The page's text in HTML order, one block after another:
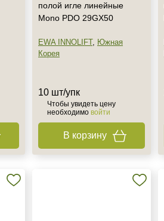
полой игле линейные
Mono PDO 29GX50
EWA INNOLIFT, Южная
Корея
10 шт/упк
Чтобы увидеть цену
необходимо войти
В корзину